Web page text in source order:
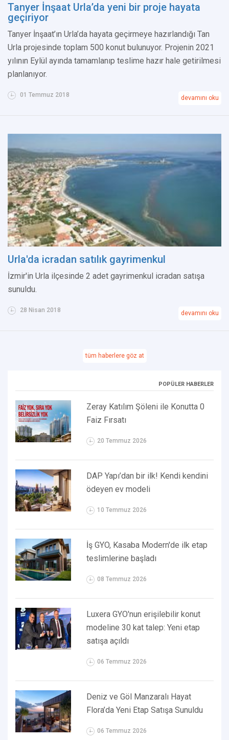
Tanyer İnşaat Urla’da yeni bir proje hayata
geçiriyor
Tanyer İnşaat’ın Urla’da hayata geçirmeye hazırlandığı Tan
Urla projesinde toplam 500 konut bulunuyor. Projenin 2021
yılının Eylül ayında tamamlanıp teslime hazır hale getirilmesi
planlanıyor.
01 Temmuz 2018 devamını oku
Urla'da icradan satılık gayrimenkul
İzmir'in Urla ilçesinde 2 adet gayrimenkul icradan satışa
sunuldu.
28 Nisan 2018 devamını oku
tüm haberlere göz at
POPÜLER HABERLER
Zeray Katılım Şöleni ile Konutta 0
Faiz Fırsatı
20 Temmuz 2026
DAP Yapı’dan bir ilk! Kendi kendini
ödeyen ev modeli
10 Temmuz 2026
İş GYO, Kasaba Modern'de ilk etap
teslimlerine başladı
08 Temmuz 2026
Luxera GYO'nun erişilebilir konut
modeline 30 kat talep: Yeni etap
satışa açıldı
06 Temmuz 2026
Deniz ve Göl Manzaralı Hayat
Flora’da Yeni Etap Satışa Sunuldu
06 Temmuz 2026